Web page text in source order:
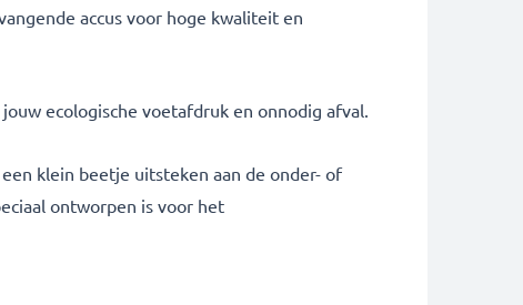
accus voor hoge kwaliteit en
ecologische voetafdruk en onnodig afval.
klein beetje uitsteken aan de onder- of
ontworpen is voor het